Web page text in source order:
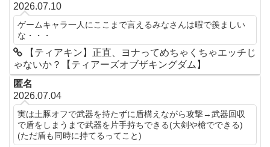
2026.07.10
ゲームキャラ一人にここまで言えるみなさんは暇で羨ましい
な・・・
【ティアキン】正直、ヨナってめちゃくちゃエッチじ
ゃないか？【ティアーズオブザキングダム】
匿名
2026.07.04
実は土豚オフで武器を持たずに盾構えながら攻撃→武器回収
で盾をしまうまで武器を片手持ちできる(大剣や槍でできる)
(ただ盾も同時に持てるってこと)